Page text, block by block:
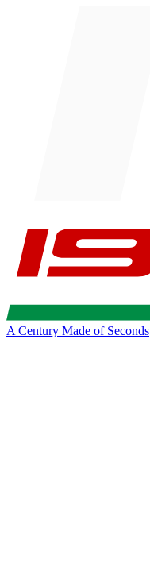
A Century Made of Seconds